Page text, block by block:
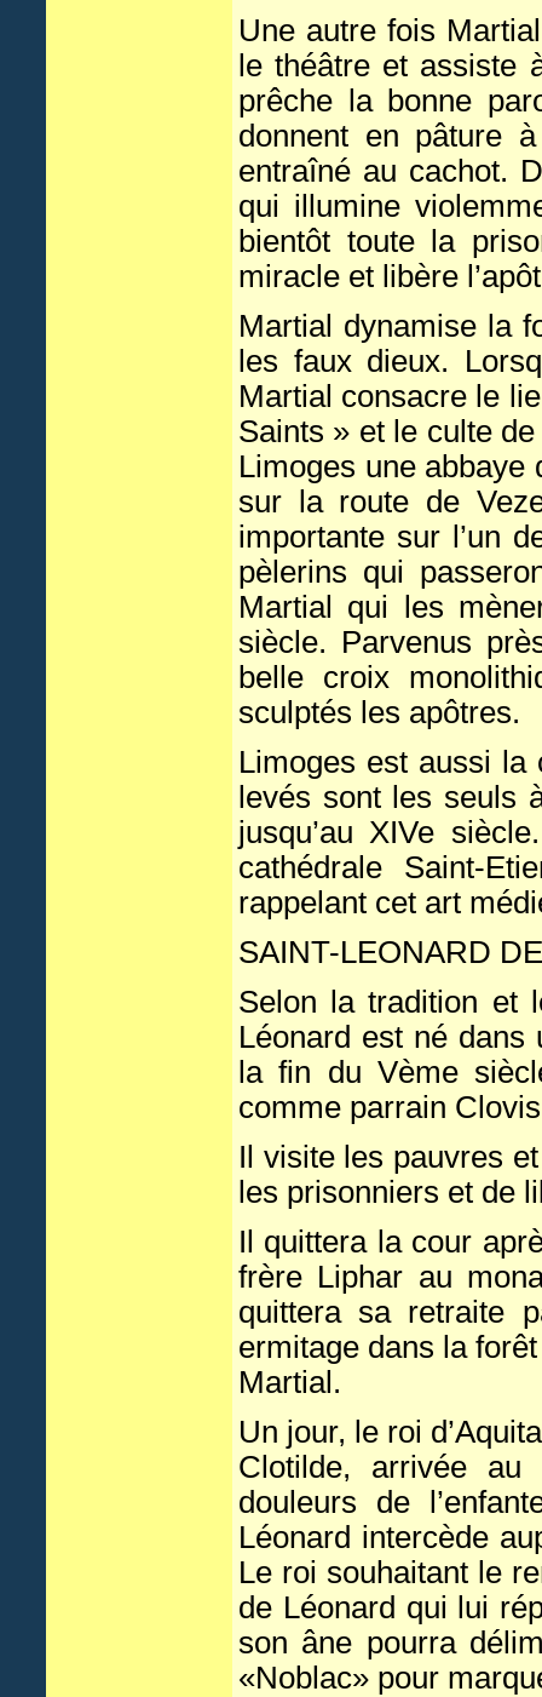
Une autre fois
le théâtre et assiste
prêche la bonne
donnent en pâture
entraîné au cachot.
qui illumine
bientôt toute la
miracle et libère
Martial dynamise la
les faux dieux.
Martial consacre le
Saints » et le culte
Limoges une abbaye
sur la route de
importante sur l’un
pèlerins qui
Martial qui les
siècle. Parvenus
belle croix
sculptés les apôtres.
Limoges est aussi la
levés sont les seuls
jusqu’au XIVe
cathédrale Saint-
rappelant cet art
SAINT-LEONARD
Selon la tradition et
Léonard est né dans
la fin du Vème
comme parrain
Il visite les pauvres
les prisonniers et de
Il quittera la cour
frère Liphar au
quittera sa retraite
ermitage dans la
Martial.
Un jour, le roi
Clotilde, arrivée
douleurs de
Léonard intercède
Le roi souhaitant le
de Léonard qui lui
son âne pourra
«Noblac» pour